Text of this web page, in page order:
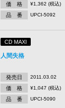
価 格 ¥1,362 (税込)
品 番 UPCI-5092
CD MAXI
人間失格
発売日 2011.03.02
価 格 ¥1,047 (税込)
品 番 UPCI-5090